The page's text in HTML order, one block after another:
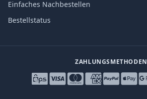
Einfaches Nachbestellen
Bestellstatus
ZAHLUNGSMETHODEN